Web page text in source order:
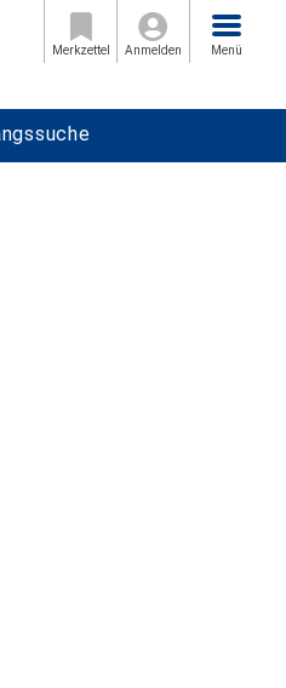
Merkzettel Anmelden
Menü
Menü